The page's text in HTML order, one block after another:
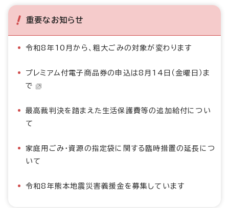
重要なお知らせ
令和8年10月から、粗大ごみの対象が変わります
プレミアム付電子商品券の申込は8月14日（金曜日）ま
で
最高裁判決を踏まえた生活保護費等の追加給付につい
て
家庭用ごみ・資源の指定袋に関する臨時措置の延長につ
いて
令和8年熊本地震災害義援金を募集しています